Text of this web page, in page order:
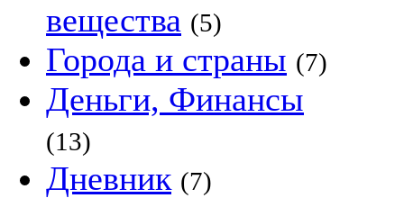
вещества (5)
Города и страны (7)
Деньги, Финансы
(13)
Дневник (7)